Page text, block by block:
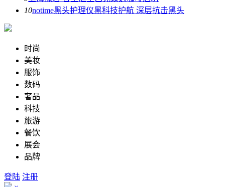
10notime黑头护理仪黑科技护航 深层抗击黑头
时尚
美妆
服饰
数码
奢品
科技
旅游
餐饮
展会
品牌
登陆 注册